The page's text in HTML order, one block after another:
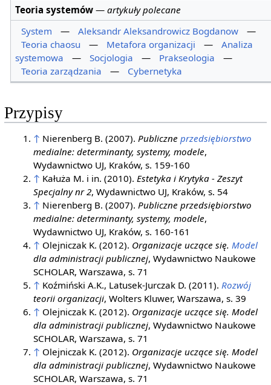
Teoria systemów —artykuły polecane
System
— Aleksandr Aleksandrowicz Bogdanow
—
Teoria chaosu
— Metafora organizacji —
Analiza
systemowa
— Socjologia — Prakseologia
—
Teoria zarządzania
— Cybernetyka
Przypisy
↑ Nierenberg B. (2007). Publiczneprzedsiębiorstwo
medialne: determinanty, systemy, modele,
Wydawnictwo UJ, Kraków, s. 159-160
↑ Kałuża M. i in. (2010). Estetyka i Krytyka - Zeszyt
Specjalny nr 2, Wydawnictwo UJ, Kraków, s. 54
↑ Nierenberg B. (2007). Publiczne przedsiębiorstwo
medialne: determinanty, systemy, modele,
Wydawnictwo UJ, Kraków, s. 160-161
↑ Olejniczak K. (2012). Organizacje uczące się. Model
dla administracji publicznej, Wydawnictwo Naukowe
SCHOLAR, Warszawa, s. 71
↑ Koźmiński A.K., Latusek-Jurczak D. (2011). Rozwój
teorii organizacji, Wolters Kluwer, Warszawa, s. 39
↑ Olejniczak K. (2012). Organizacje uczące się. Model
dla administracji publicznej, Wydawnictwo Naukowe
SCHOLAR, Warszawa, s. 71
↑ Olejniczak K. (2012). Organizacje uczące się. Model
dla administracji publicznej, Wydawnictwo Naukowe
SCHOLAR, Warszawa, s. 71